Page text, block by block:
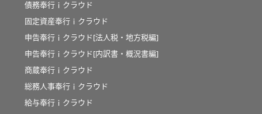
債務奉行ｉクラウド
固定資産奉行ｉクラウド
申告奉行ｉクラウド[法人税・地方税編]
申告奉行ｉクラウド[内訳書・概況書編]
商蔵奉行ｉクラウド
総務人事奉行ｉクラウド
給与奉行ｉクラウド